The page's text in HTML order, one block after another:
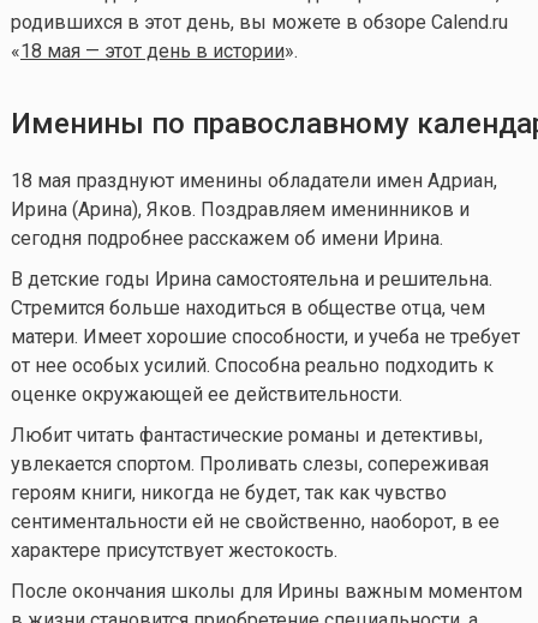
родившихся в этот день, вы можете в обзоре Calend.ru
«18 мая — этот день в истории».
Именины по православному
18 мая празднуют именины обладатели имен Адриан,
Ирина (Арина), Яков. Поздравляем именинников и
сегодня подробнее расскажем об имени Ирина.
В детские годы Ирина самостоятельна и решительна.
Стремится больше находиться в обществе отца, чем
матери. Имеет хорошие способности, и учеба не требует
от нее особых усилий. Способна реально подходить к
оценке окружающей ее действительности.
Любит читать фантастические романы и детективы,
увлекается спортом. Проливать слезы, сопереживая
героям книги, никогда не будет, так как чувство
сентиментальности ей не свойственно, наоборот, в ее
характере присутствует жестокость.
После окончания школы для Ирины важным моментом